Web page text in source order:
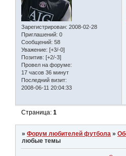
Зарегистрирован: 2008-02-28
Приглашений: 0
Сообщений: 58
Уважение: [+3/-0]
Позитив: [+2/-3]
Провел на форуме:
17 часов 36 минут
Последний визит:
2008-06-11 20:04:33
Страница:1
»Форум любителей футбола »
любые темы